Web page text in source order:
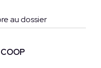
au dossier